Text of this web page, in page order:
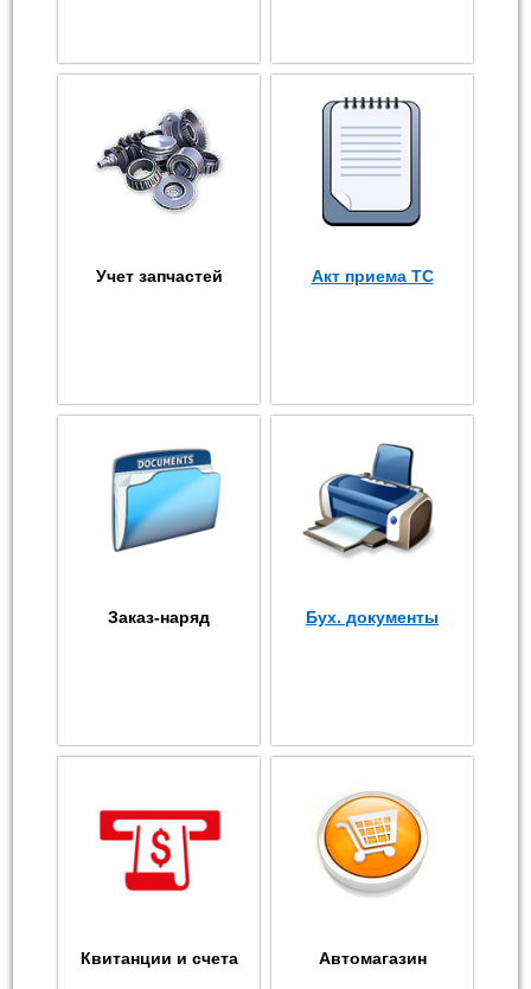
Учет запчастей Акт приема ТС
Заказ-наряд Бух. документы
Квитанции и счета Автомагазин